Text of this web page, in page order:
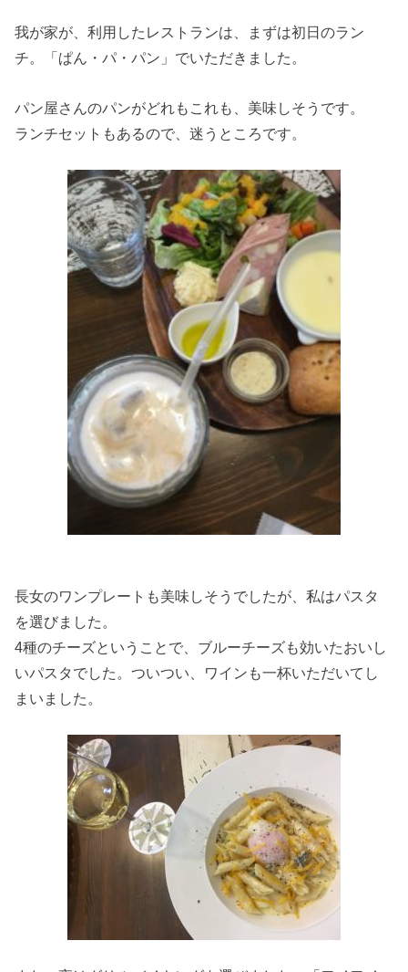
我が家が、利用したレストランは、まずは初日のラン
チ。「ぱん・パ・パン」でいただきました。
パン屋さんのパンがどれもこれも、美味しそうです。
ランチセットもあるので、迷うところです。
長女のワンプレートも美味しそうでしたが、私はパスタ
を選びました。
4種のチーズということで、ブルーチーズも効いたおいし
いパスタでした。ついつい、ワインも一杯いただいてし
まいました。